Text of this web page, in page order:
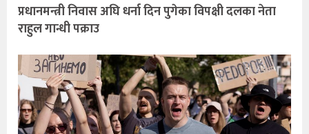
प्रधानमन्त्री निवास अघि धर्ना दिन पुगेका विपक्षी दलका नेता
राहुल गान्धी पक्राउ